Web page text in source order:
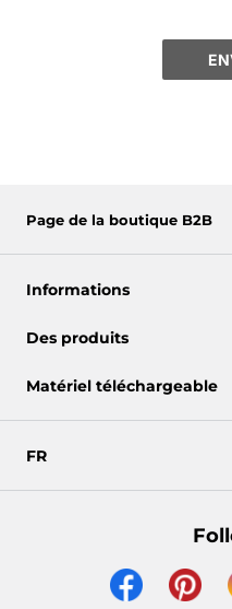
Page de la boutique B2B
Informations
Des produits
Matériel téléchargeable
FR